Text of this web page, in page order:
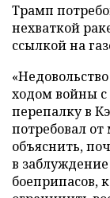
Трамп
нехваткой
ссылкой на
ходом войны
перепалку в
потребовал
объяснить,
в
боеприпасов,